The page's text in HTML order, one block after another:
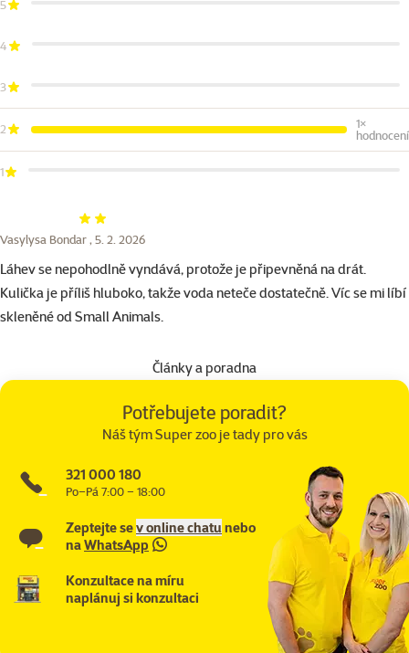
5
4
3
2
1×
hodnocení
1
Hodnocení 40%
Vasylysa Bondar , 5. 2. 2026
Láhev se nepohodlně vyndává, protože je připevněná na drát.
Kulička je příliš hluboko, takže voda neteče dostatečně. Víc se mi líbí
skleněné od Small Animals.
Články a poradna
Potřebujete poradit?
Náš tým Super zoo je tady pro vás
321 000 180
Po–Pá 7:00 – 18:00
Zeptejte sev online chatu nebo
naWhatsApp
Konzultace na míru
naplánuj si konzultaci